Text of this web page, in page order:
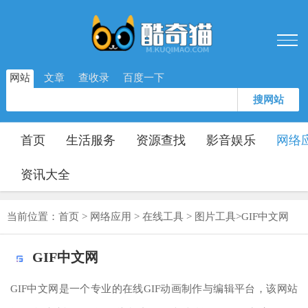
网站 文章 查收录 百度一下
搜网站
首页 生活服务 资源查找 影音娱乐 网络
资讯大全
当前位置： 首页 > 网络应用 > 在线工具 > 图片工具>GIF中文网
GIF中文网
GIF中文网是一个专业的在线GIF动画制作与编辑平台，该网站